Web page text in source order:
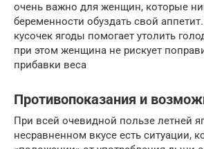
очень важно для женщин, которые
беременности обуздать свой
кусочек ягоды помогает утолить
при этом женщина не рискует
прибавки веса
Противопоказания и
При всей очевидной пользе летней
несравненном вкусе есть ситуации,